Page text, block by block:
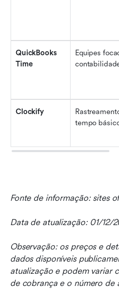
QuickBooks
Time
Equipes
Clockify
tempo
Fonte de informação: sites
Data de atualização: 01/12/
Observação: os preços e
dados disponíveis
atualização e podem variar
de cobrança e o número de